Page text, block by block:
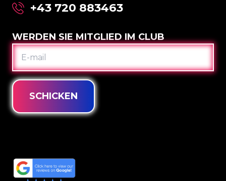
+43 720 883463
WERDEN SIE MITGLIED IM CLUB
E-
MAIL
SCHICKEN